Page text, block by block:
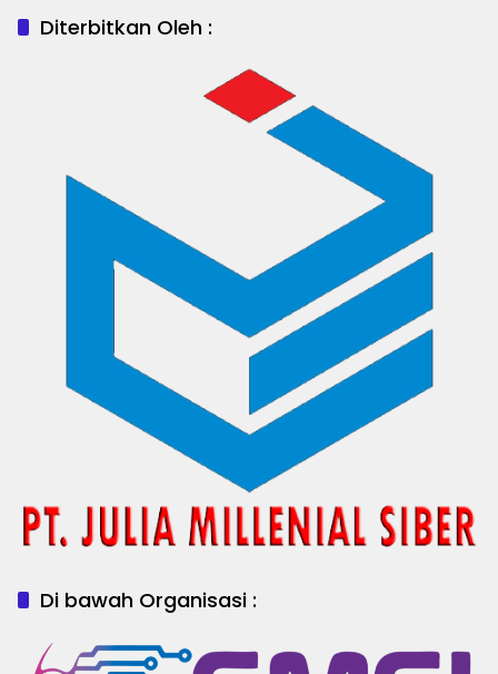
Diterbitkan Oleh :
Di bawah Organisasi :